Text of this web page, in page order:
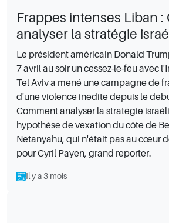
Frappes intenses Liban
analyser la stratégie
Le président américain Donald
7 avril au soir un cessez-le-feu avec
Tel Aviv a mené une campagne de
d'une violence inédite depuis le
Comment analyser la stratégie
hypothèse de vexation du côté de
Netanyahu, qui n'était pas au cœur
pour Cyril Payen, grand reporter.
Il y a 3 mois